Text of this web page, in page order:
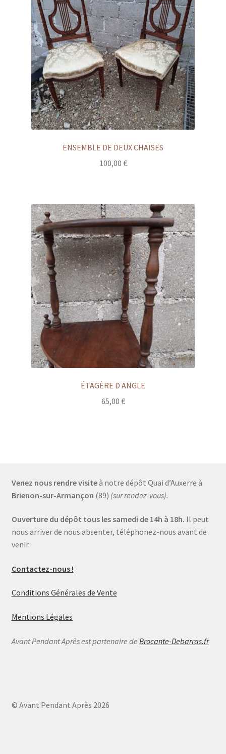
ENSEMBLE DE DEUX CHAISES
100,00 €
ÉTAGÈRE D ANGLE
65,00 €
Venez nous rendre visiteà notre dépôt Quai d’Auxerre à
Brienon-sur-Armançon (89) (sur rendez-vous).
Ouverture du dépôt tous les samedi de 14h à 18h. Il peut
nous arriver de nous absenter, téléphonez-nous avant de
venir.
Contactez-nous !
Conditions Générales de Vente
Mentions Légales
Avant Pendant Après est partenaire de Brocante-Debarras.fr
© Avant Pendant Après 2026